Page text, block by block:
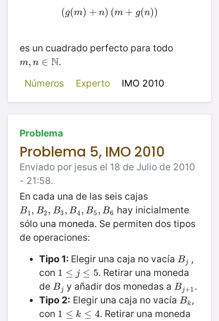
(g(m) + n) (m + g(n))
(g(m)+n) (m+g (n))
es un cuadrado perfecto para todo
m, n ∈ N
m,n∈N
.
Números
Experto IMO 2010
Problema
Problema 5, IMO 2010
Enviado por jesus el 18 de Julio de 2010
- 21:58.
En cada una de las seis cajas
B1, B2, B3, B4, B5, B6
B1,B2,B 3,B4,B5,B6
hay inicialmente
sólo una moneda. Se permiten dos tipos
de operaciones:
Tipo 1: Elegir una caja no vacía Bj
Bj ,
con 1 ≤ j ≤ 5
1 ≤j≤5
. Retirar una moneda
de Bj
Bj y añadir dos monedas aBj+1
Bj+1 .
Tipo 2: Elegir una caja no vacía Bk
Bk ,
con 1 ≤ k ≤ 4
1 ≤k ≤4
. Retirar una moneda